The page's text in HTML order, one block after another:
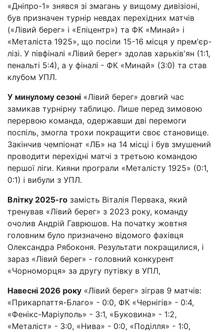
«Дніпро-1» знявся зі змагань у вищому дивізіоні,
був призначен турнір невдах перехідних матчів
(«Лівий берег» і «Епіцентр») та ФК «Минай» і
«Металіста 1925», що посіли 15-16 місця у прем'єр-
лізі. У півфіналі «Лівий берег» здолав харьків'ян (1:1,
пенальті 5:4), а у фіналі - ФК «Минай» (3:0) та став
клубом УПЛ.
У минулому сезоні «Лівий берег» довгий час
замикав турнірну таблицю. Лише перед зимовою
перервою команда, одержавши дві перемоги
поспіль, змогла трохи покращити своє становище.
Закінчив чемпіонат «ЛБ» на 14 місці і був змушений
проводити перехідні матчі з третьою командою
першої ліги. Кияни програли «Металісту 1925» (0:1,
0:1) і вибули з УПЛ.
Влітку 2025-го замість Віталія Первака, який
тренував «Лівий берег» з 2023 року, команду
очолив Андрій Гаврюшов. На початку жовтня
головним було призначено відомого фахівця
Олександра Рябоконя. Результати покращилися, і
зараз «Лівий берег» - головний конкурент
«Чорноморця» за другу путівку в УПЛ,
Навесні 2026 року «Лівий берег» зіграв 9 матчів:
«Прикарпаття-Благо» - 0:0, ФК «Чернігів» - 0:4,
«Фенікс-Маріуполь» - 3:1, «Буковина» - 1:2,
«Металіст» - 3:0, «Нива» - 0:0, «Поділля» - 1:0,